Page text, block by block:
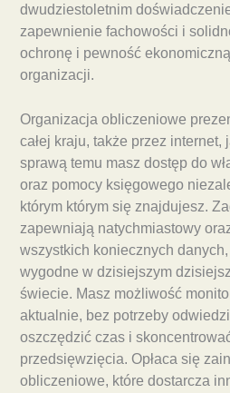
dwudziestoletnim
zapewnienie fachowości i
ochronę i pewność
organizacji.
Organizacja obliczeniowe
całej kraju, także przez internet,
sprawą temu masz dostęp do
oraz pomocy księgowego
którym którym się znajdujesz.
zapewniają natychmiastowy
wszystkich koniecznych
wygodne w dzisiejszym
świecie. Masz możliwość
aktualnie, bez potrzeby
oszczędzić czas i
przedsięwzięcia. Opłaca się
obliczeniowe, które dostarcza